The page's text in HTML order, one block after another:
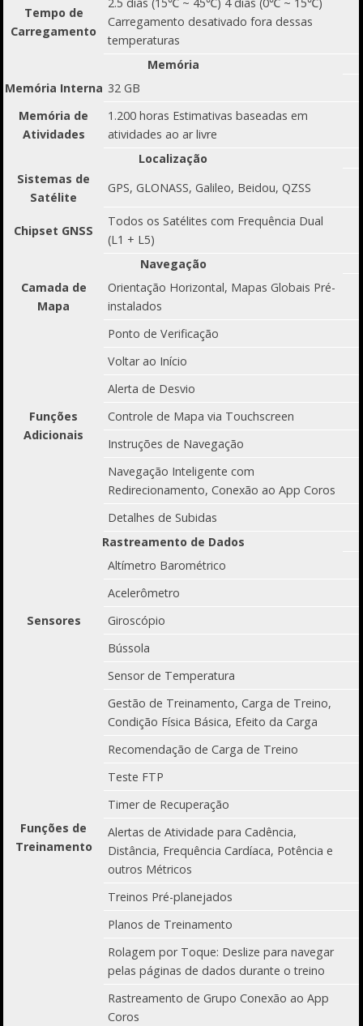
Tempo de
Carregamento
Carregamento desativado fora dessas
temperaturas
Memória
Memória Interna 32 GB
Memória de
Atividades
1.200 horas Estimativas baseadas em
atividades ao ar livre
Localização
Sistemas de
Satélite
GPS, GLONASS, Galileo, Beidou, QZSS
Chipset GNSS
Todos os Satélites com Frequência Dual
(L1 + L5)
Navegação
Camada de
Mapa
Orientação Horizontal, Mapas Globais Pré-
instalados
Funções
Adicionais
Ponto de Verificação
Voltar ao Início
Alerta de Desvio
Controle de Mapa via Touchscreen
Instruções de Navegação
Navegação Inteligente com
Redirecionamento, Conexão ao App Coros
Detalhes de Subidas
Rastreamento de Dados
Sensores
Altímetro Barométrico
Acelerômetro
Giroscópio
Bússola
Sensor de Temperatura
Funções de
Treinamento
Gestão de Treinamento, Carga de Treino,
Condição Física Básica, Efeito da Carga
Recomendação de Carga de Treino
Teste FTP
Timer de Recuperação
Alertas de Atividade para Cadência,
Distância, Frequência Cardíaca, Potência e
outros Métricos
Treinos Pré-planejados
Planos de Treinamento
Rolagem por Toque: Deslize para navegar
pelas páginas de dados durante o treino
Rastreamento de Grupo Conexão ao App
Coros